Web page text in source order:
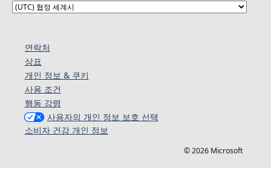
연락처
상표
개인 정보 & 쿠키
사용 조건
행동 강령
사용자의 개인 정보 보호 선택
소비자 건강 개인 정보
© 2026 Microsoft